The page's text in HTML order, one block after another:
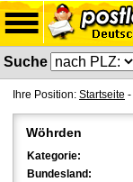
Suche
Ihre Position: Startseite -
Wöhrden
Kategorie:
Bundesland: